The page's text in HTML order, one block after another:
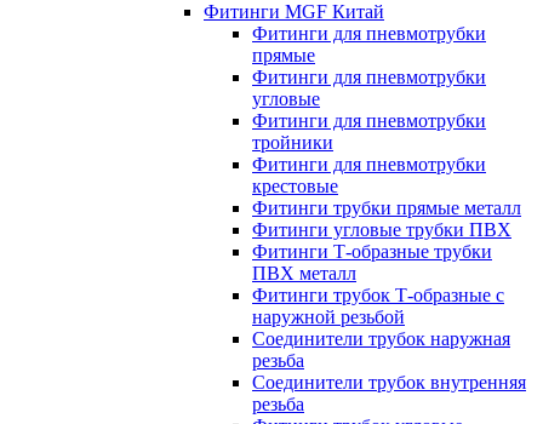
Фитинги MGF Китай
Фитинги для пневмотрубки
прямые
Фитинги для пневмотрубки
угловые
Фитинги для пневмотрубки
тройники
Фитинги для пневмотрубки
крестовые
Фитинги трубки прямые металл
Фитинги угловые трубки ПВХ
Фитинги Т-образные трубки
ПВХ металл
Фитинги трубок Т-образные с
наружной резьбой
Соединители трубок наружная
резьба
Соединители трубок внутренняя
резьба